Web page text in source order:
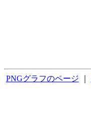
PNGグラフのページ